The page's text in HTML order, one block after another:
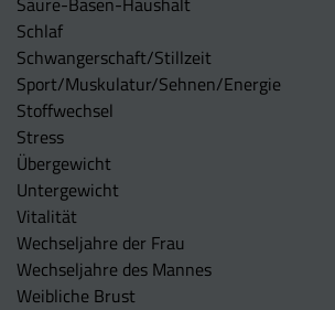
Schlaf
Schwangerschaft/Stillzeit
Sport/Muskulatur/Sehnen/Energie
Stoffwechsel
Stress
Übergewicht
Untergewicht
Vitalität
Wechseljahre der Frau
Wechseljahre des Mannes
Weibliche Brust